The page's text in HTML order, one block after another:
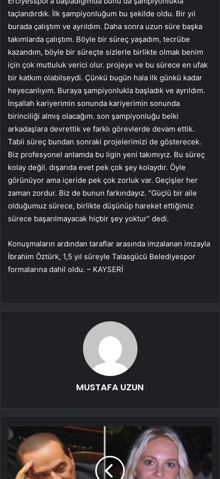
taçlandırdık. İlk şampiyonluğum bu şekilde oldu. Bir yıl
burada çalıştım ve ayrıldım. Daha sonra uzun süre başka
takımlarda çalıştım. Böyle bir süreç yaşadım, tecrübe
kazandım, böyle bir süreçte sizlerle birlikte olmak benim
için çok mutluluk verici olur. projeye ve bu sürece en ufak
bir katkım olabilseydi. Çünkü bugün hala ilk günkü kadar
heyecanlıyım. Buraya şampiyonlukla başladık ve ayrıldım.
İnşallah kariyerimin sonunda kariyerimin sonunda
birinciliği almış olacağım. son şampiyonluğu belki
arkadaşlara devrettik ve farklı görevlerde devam ettik.
Tabii süreç bundan sonraki projelerimizi de gösterecek.
Biz profesyonel anlamda bu ligin yeni takımıyız. Bu süreç
kolay değil. dışarıda evet pek çok şey kolaydır. Öyle
görünüyor ama içeride pek çok zorluk var. Geçişler her
zaman zordur. Biz de bunun farkındayız. “Güçlü bir aile
olduğumuz sürece, birlikte düşünüp hareket ettiğimiz
sürece başarılmayacak hiçbir şey yoktur” dedi.
Konuşmaların ardından taraflar arasında imzalanan imzayla
İbrahim Öztürk, 1,5 yıl süreyle Talasgücü Belediyespor
formalarına dahil oldu. – KAYSERİ
MUSTAFA UZUN